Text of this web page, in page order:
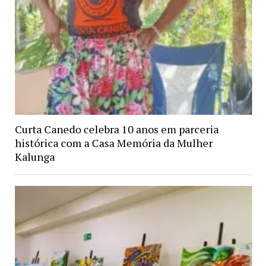
Curta Canedo celebra 10 anos em parceria
histórica com a Casa Memória da Mulher
Kalunga